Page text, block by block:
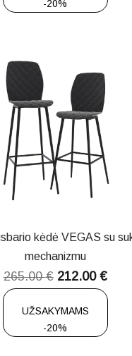
-20%
kėdė VEGAS su
mechanizmu
265.00€ 212.00 €
UŽSAKYMAMS
-20%